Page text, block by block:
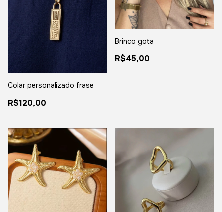
Colar personalizado frase
R$120,00
Brinco gota
R$45,00